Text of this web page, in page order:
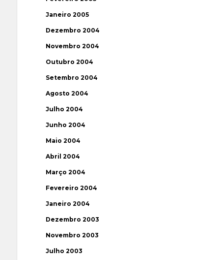
Janeiro 2005
Dezembro 2004
Novembro 2004
Outubro 2004
Setembro 2004
Agosto 2004
Julho 2004
Junho 2004
Maio 2004
Abril 2004
Março 2004
Fevereiro 2004
Janeiro 2004
Dezembro 2003
Novembro 2003
Julho 2003